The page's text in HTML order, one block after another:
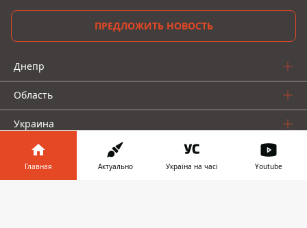
ПРЕДЛОЖИТЬ НОВОСТЬ
Днепр
Область
Украина
Реклама
Пресс-релизы
Главная Актуально Україна на часі Youtube